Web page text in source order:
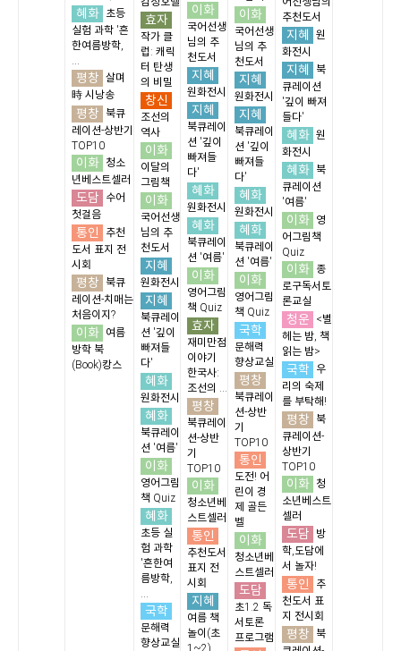
혜화
초등
실험 과학 '흔
한여름방학,
...
평창 살며
時 시낭송
평창
북큐
레이션-상반기
TOP10
이화
청소
년베스트셀러
도담
수어
첫걸음
통인
추천
도서 표지 전
시회
평창
북큐
레이션-치매는
처음이지?
이화
여름
방학 북
(Book)캉스
효자
작가 클
럽: 캐릭
터 탄생
의 비밀
창신
조선의
역사
이화
이달의
그림책
이화
국어선생
님의 추
천도서
지혜
원화전시
지혜
북큐레이
션 '깊이
빠져들
다'
혜화
원화전시
혜화
북큐레이
션 '여름'
이화
영어그림
책 Quiz
혜화
초등 실
험 과학
'흔한여
름방학,
...
국학
문해력
향상교실
이화
국어선생
님의 추
천도서
지혜
원화전시
지혜
북큐레이
션 '깊이
빠져들
다'
혜화
원화전시
혜화
북큐레이
션 '여름'
이화
영어그림
책 Quiz
효자
재미만점
이야기
한국사:
조선의 ...
평창
북큐레이
션-상반
기
TOP10
이화
청소년베
스트셀러
통인
추천도서
표지 전
시회
지혜
여름 책
놀이(초
1~2)
이화
국어선생
님의 추
천도서
지혜
원화전시
지혜
북큐레이
션 '깊이
빠져들
다'
혜화
원화전시
혜화
북큐레이
션 '여름'
이화
영어그림
책 Quiz
국학
문해력
향상교실
평창
북큐레이
션-상반
기
TOP10
통인
도전! 어
린이 경
제 골든
벨
이화
청소년베
스트셀러
도담
초1.2 독
서토론
프로그램
추천도서
지혜
원
화전시
지혜
북
큐레이션
'깊이 빠져
들다'
혜화 원
화전시
혜화
북
큐레이션
'여름'
이화
영
어그림책
Quiz
이화
종
로구독서토
론교실
청운
<별
헤는 밤, 책
읽는 밤>
국학
우
리의 숙제
를 부탁해!
평창
북
큐레이션-
상반기
TOP10
이화
청
소년베스트
셀러
도담
방
학,도담에
서 놀자!
통인
추
천도서 표
지 전시회
평창
북